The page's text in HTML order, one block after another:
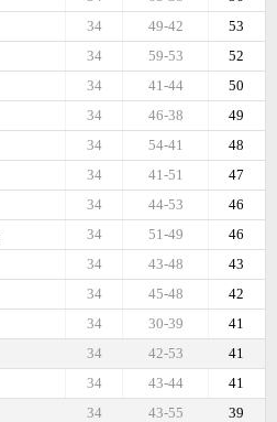
53
49-42
34
52
59-53
34
50
41-44
34
49
46-38
34
48
54-41
34
47
41-51
34
46
44-53
34
46
51-49
34
43
43-48
34
42
45-48
34
41
30-39
34
41
42-53
34
41
43-44
34
39
43-55
34